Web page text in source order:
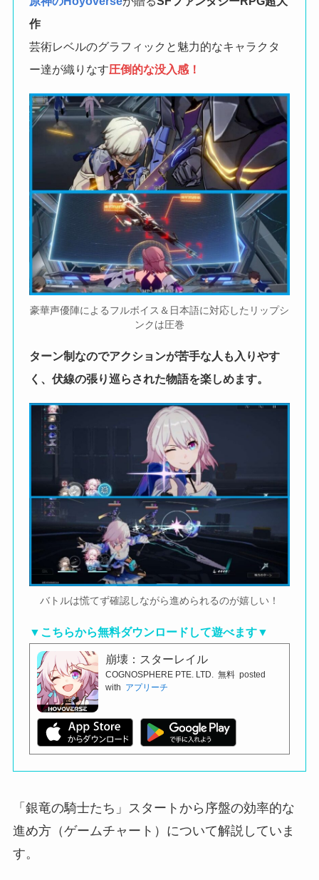
作
芸術レベルのグラフィックと魅力的なキャラクタ
ー達が織りなす圧倒的な没入感！
豪華声優陣によるフルボイス＆日本語に対応したリップシ
ンクは圧巻
ターン制なのでアクションが苦手な人も入りやす
く、伏線の張り巡らされた物語を楽しめます。
バトルは慌てず確認しながら進められるのが嬉しい！
▼こちらから無料ダウンロードして遊べます▼
崩壊：スターレイル
COGNOSPHERE PTE. LTD. 無料 posted
with アプリーチ
「銀竜の騎士たち」スタートから序盤の効率的な
進め方（ゲームチャート）について解説していま
す。